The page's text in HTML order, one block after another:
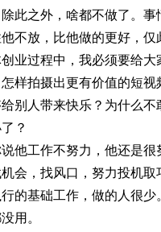
此之外，啥都不做了。
不放，比他做的更好，仅
业过程中，我必须要给
样拍摄出更有价值的短
别人带来快乐？为什么
？
他工作不努力，他还是
会，找风口，努力投机
行的基础工作，做的人很
用。